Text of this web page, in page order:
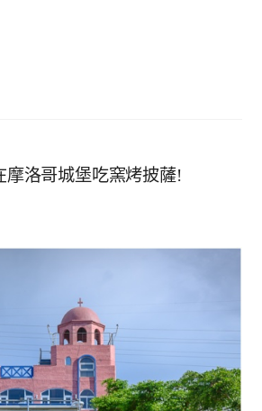
摩洛哥城堡吃窯烤披薩!